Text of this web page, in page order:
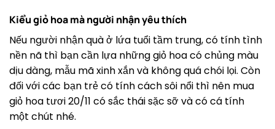
Kiểu giỏ hoa mà người nhận yêu thích
Nếu người nhận quà ở lứa tuổi tầm trung, có tính tình
nền nã thì bạn cần lựa những giỏ hoa có chủng màu
dịu dàng, mẫu mã xinh xắn và không quá chói lọi. Còn
đối với các bạn trẻ có tính cách sôi nổi thì nên mua
giỏ hoa tươi 20/11 có sắc thái sặc sỡ và có cá tính
một chút nhé.